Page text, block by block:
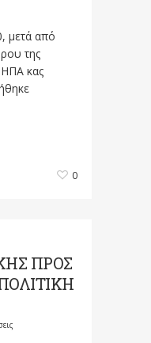
μετά από
της
κας
0
ΠΡΟΣ